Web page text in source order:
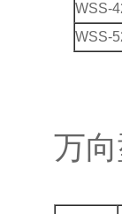
WSS-
WSS-
万